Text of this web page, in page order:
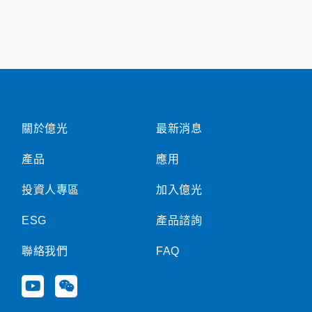
關於億光
產品
投資人專區
ESG
聯絡我們
Y
o
W
e
最新消息
應用
加入億光
產品諮詢
FAQ